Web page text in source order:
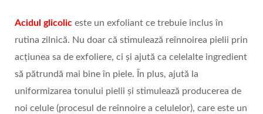
Acidul glicolic este un exfoliant ce trebuie inclus în
rutina zilnică. Nu doar că stimulează reînnoirea pielii prin
acțiunea sa de exfoliere, ci și ajută ca celelalte ingredient
să pătrundă mai bine în piele. În plus, ajută la
uniformizarea tonului pielii și stimulează producerea de
noi celule (procesul de reînnoire a celulelor), care este un